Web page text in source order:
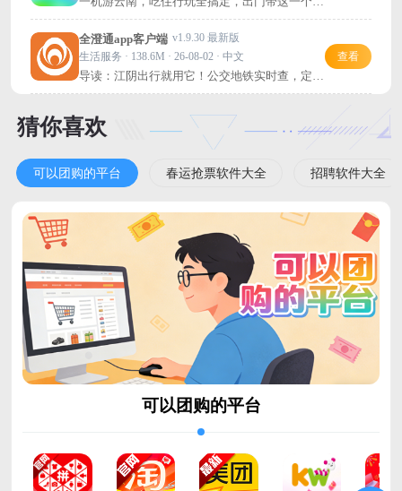
够了！
全澄通app客户端 v1.9.30 最新版
生活服务 · 138.6M · 26-08-02 · 中文
导读：江阴出行就用它！公交地铁实时查，定制
班车一键约，超方便！
查看
猜你喜欢
可以团购的平台 春运抢票软件大全 招聘软件大全
可以团购的平台